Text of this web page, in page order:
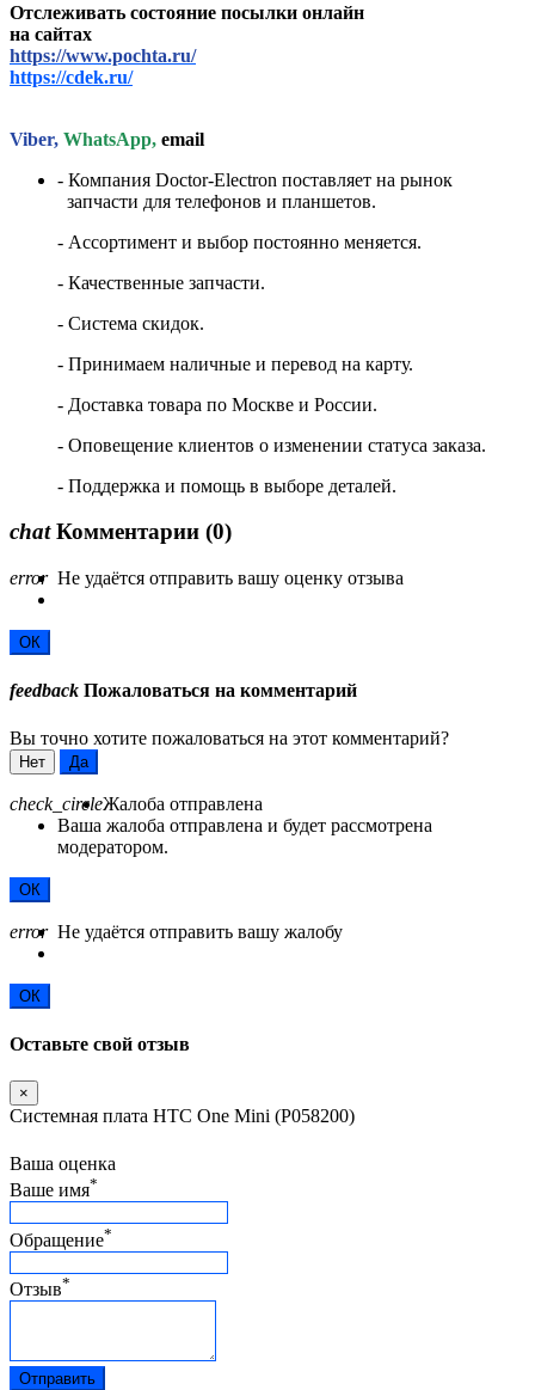
Отслеживать состояние посылки онлайн
на сайтах
https://www.pochta.ru/
https://cdek.ru/
Viber, WhatsApp, email
- Компания Doctor-Electron поставляет на рынок
запчасти для телефонов и планшетов.
- Ассортимент и выбор постоянно меняется.
- Качественные запчасти.
- Система скидок.
- Принимаем наличные и перевод на карту.
- Доставка товара по Москве и России.
- Оповещение клиентов о изменении статуса заказа.
- Поддержка и помощь в выборе деталей.
chat Комментарии (0)
error Не удаётся отправить вашу оценку отзыва
ОК
feedback Пожаловаться на комментарий
Вы точно хотите пожаловаться на этот комментарий?
Нет Да
check_circleЖалоба отправлена
Ваша жалоба отправлена и будет рассмотрена
модератором.
ОК
error Не удаётся отправить вашу жалобу
ОК
Оставьте свой отзыв
×
Системная плата HTC One Mini (P058200)
Ваша оценка
Ваше имя*
Обращение*
Отзыв*
Отправить